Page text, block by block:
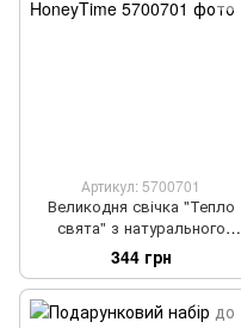
Артикул: 5700701
Великодня свічка "Тепло
свята" з натурального
бджолиного воску TM
HoneyTime
344 грн